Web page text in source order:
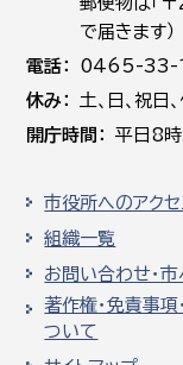
で届きます）
電話
0465-33-
休み
土､日､祝日
開庁時間
平日8
市役所へのアクセ
組織一覧
お問い合わせ・
著作権・免責事項
ついて